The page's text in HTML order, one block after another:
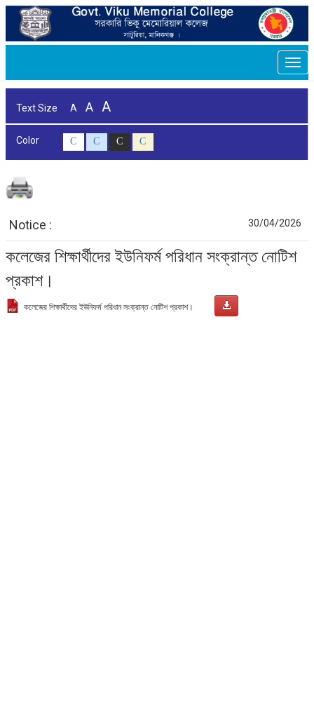
Text Size A A A
Color C C C C
Notice : 30/04/2026
কলেজের শিক্ষার্থীদের ইউনিফর্ম পরিধান সংক্রান্ত নোটিশ
প্রকাশ।
কলেজের শিক্ষার্থীদের ইউনিফর্ম পরিধান সংক্রান্ত নোটিশ প্রকাশ।